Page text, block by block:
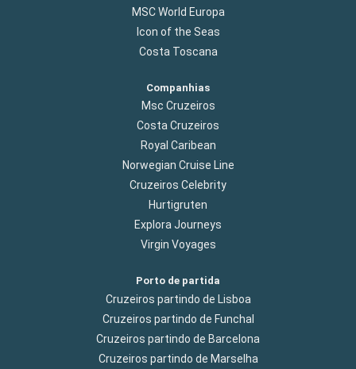
MSC World Europa
Icon of the Seas
Costa Toscana
Companhias
Msc Cruzeiros
Costa Cruzeiros
Royal Caribean
Norwegian Cruise Line
Cruzeiros Celebrity
Hurtigruten
Explora Journeys
Virgin Voyages
Porto de partida
Cruzeiros partindo de Lisboa
Cruzeiros partindo de Funchal
Cruzeiros partindo de Barcelona
Cruzeiros partindo de Marselha